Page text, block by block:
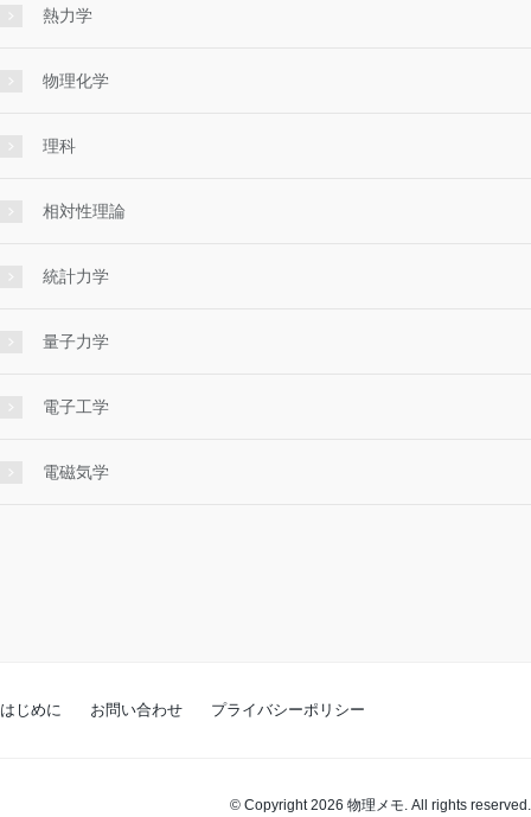
熱力学
物理化学
理科
相対性理論
統計力学
量子力学
電子工学
電磁気学
はじめに お問い合わせ プライバシーポリシー
© Copyright 2026 物理メモ. All rights reserved.